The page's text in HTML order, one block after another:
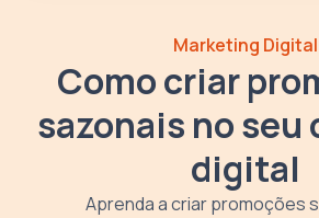
Marketing Digital
Como criar
sazonais no seu
digital
Aprenda a criar promoções